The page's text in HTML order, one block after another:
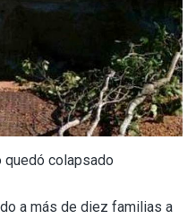
quedó colapsado
a más de diez familias a